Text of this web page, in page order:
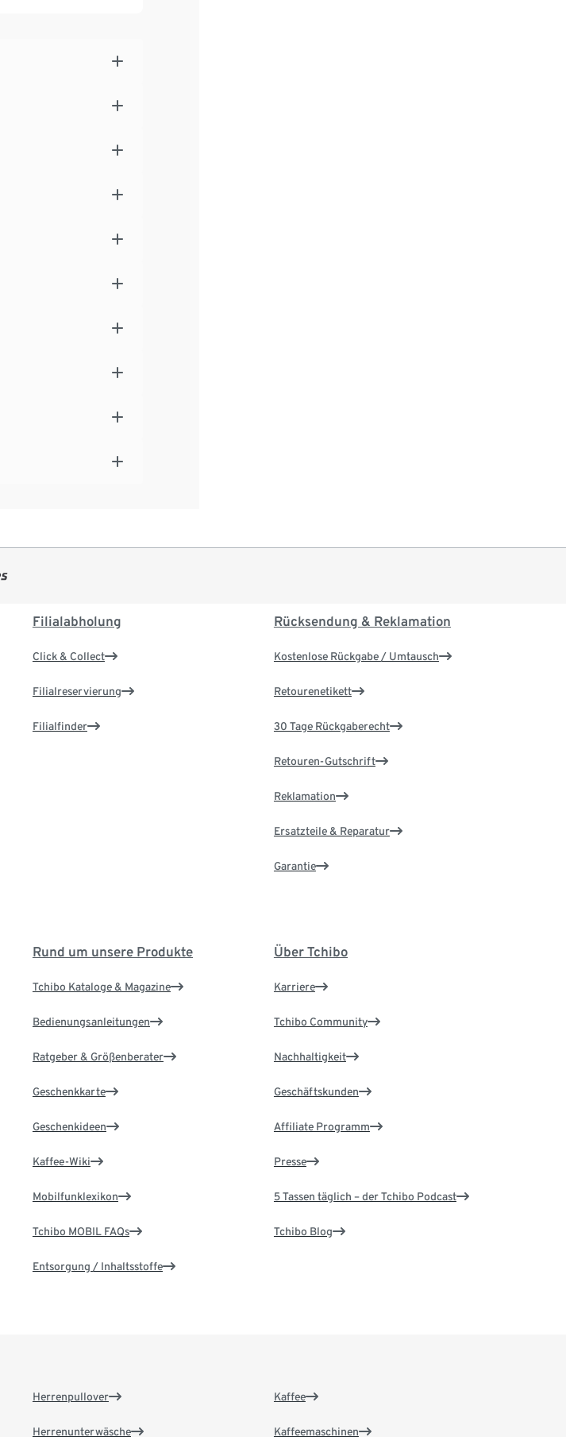
Filialabholung
Click & Collect
Filialreservierung
Filialfinder
Rücksendung & Reklamation
Kostenlose Rückgabe / Umtausch
Retourenetikett
30 Tage Rückgaberecht
Retouren-Gutschrift
Reklamation
Ersatzteile & Reparatur
Garantie
Rund um unsere Produkte
Tchibo Kataloge & Magazine
Bedienungsanleitungen
Ratgeber & Größenberater
Geschenkkarte
Geschenkideen
Kaffee-Wiki
Mobilfunklexikon
Tchibo MOBIL FAQs
Entsorgung / Inhaltsstoffe
Über Tchibo
Karriere
Tchibo Community
Nachhaltigkeit
Geschäftskunden
Affiliate Programm
Presse
5 Tassen täglich – der Tchibo Podcast
Tchibo Blog
Herrenpullover
Herrenunterwäsche
Kaffee
Kaffeemaschinen